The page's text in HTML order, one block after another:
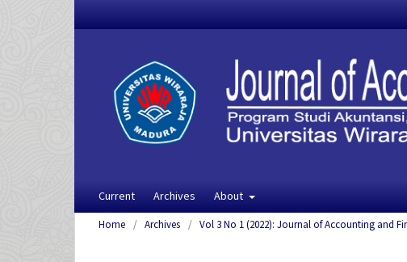
Current Archives About
Home / Archives / Vol 3 No 1 (2022): Journal of Accounting and